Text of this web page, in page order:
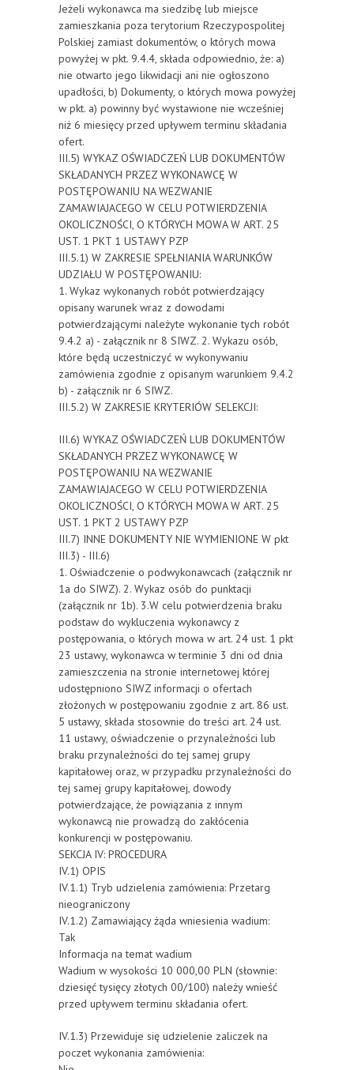
Jeżeli wykonawca ma siedzibę lub miejsce
zamieszkania poza terytorium Rzeczypospolitej
Polskiej zamiast dokumentów, o których mowa
powyżej w pkt. 9.4.4, składa odpowiednio, że: a)
nie otwarto jego likwidacji ani nie ogłoszono
upadłości, b) Dokumenty, o których mowa powyżej
w pkt. a) powinny być wystawione nie wcześniej
niż 6 miesięcy przed upływem terminu składania
ofert.
III.5) WYKAZ OŚWIADCZEŃ LUB DOKUMENTÓW
SKŁADANYCH PRZEZ WYKONAWCĘ W
POSTĘPOWANIU NA WEZWANIE
ZAMAWIAJACEGO W CELU POTWIERDZENIA
OKOLICZNOŚCI, O KTÓRYCH MOWA W ART. 25
UST. 1 PKT 1 USTAWY PZP
III.5.1) W ZAKRESIE SPEŁNIANIA WARUNKÓW
UDZIAŁU W POSTĘPOWANIU:
1. Wykaz wykonanych robót potwierdzający
opisany warunek wraz z dowodami
potwierdzającymi należyte wykonanie tych robót
9.4.2 a) - załącznik nr 8 SIWZ. 2. Wykazu osób,
które będą uczestniczyć w wykonywaniu
zamówienia zgodnie z opisanym warunkiem 9.4.2
b) - załącznik nr 6 SIWZ.
III.5.2) W ZAKRESIE KRYTERIÓW SELEKCJI:
III.6) WYKAZ OŚWIADCZEŃ LUB DOKUMENTÓW
SKŁADANYCH PRZEZ WYKONAWCĘ W
POSTĘPOWANIU NA WEZWANIE
ZAMAWIAJACEGO W CELU POTWIERDZENIA
OKOLICZNOŚCI, O KTÓRYCH MOWA W ART. 25
UST. 1 PKT 2 USTAWY PZP
III.7) INNE DOKUMENTY NIE WYMIENIONE W pkt
III.3) - III.6)
1. Oświadczenie o podwykonawcach (załącznik nr
1a do SIWZ). 2. Wykaz osób do punktacji
(załącznik nr 1b). 3.W celu potwierdzenia braku
podstaw do wykluczenia wykonawcy z
postępowania, o których mowa w art. 24 ust. 1 pkt
23 ustawy, wykonawca w terminie 3 dni od dnia
zamieszczenia na stronie internetowej której
udostępniono SIWZ informacji o ofertach
złożonych w postępowaniu zgodnie z art. 86 ust.
5 ustawy, składa stosownie do treści art. 24 ust.
11 ustawy, oświadczenie o przynależności lub
braku przynależności do tej samej grupy
kapitałowej oraz, w przypadku przynależności do
tej samej grupy kapitałowej, dowody
potwierdzające, że powiązania z innym
wykonawcą nie prowadzą do zakłócenia
konkurencji w postępowaniu.
SEKCJA IV: PROCEDURA
IV.1) OPIS
IV.1.1) Tryb udzielenia zamówienia: Przetarg
nieograniczony
IV.1.2) Zamawiający żąda wniesienia wadium:
Tak
Informacja na temat wadium
Wadium w wysokości 10 000,00 PLN (słownie:
dziesięć tysięcy złotych 00/100) należy wnieść
przed upływem terminu składania ofert.
IV.1.3) Przewiduje się udzielenie zaliczek na
poczet wykonania zamówienia: